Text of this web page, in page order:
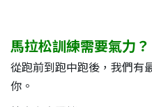
馬拉松訓練需要氣力？
從跑前到跑中跑後，我們有
你。